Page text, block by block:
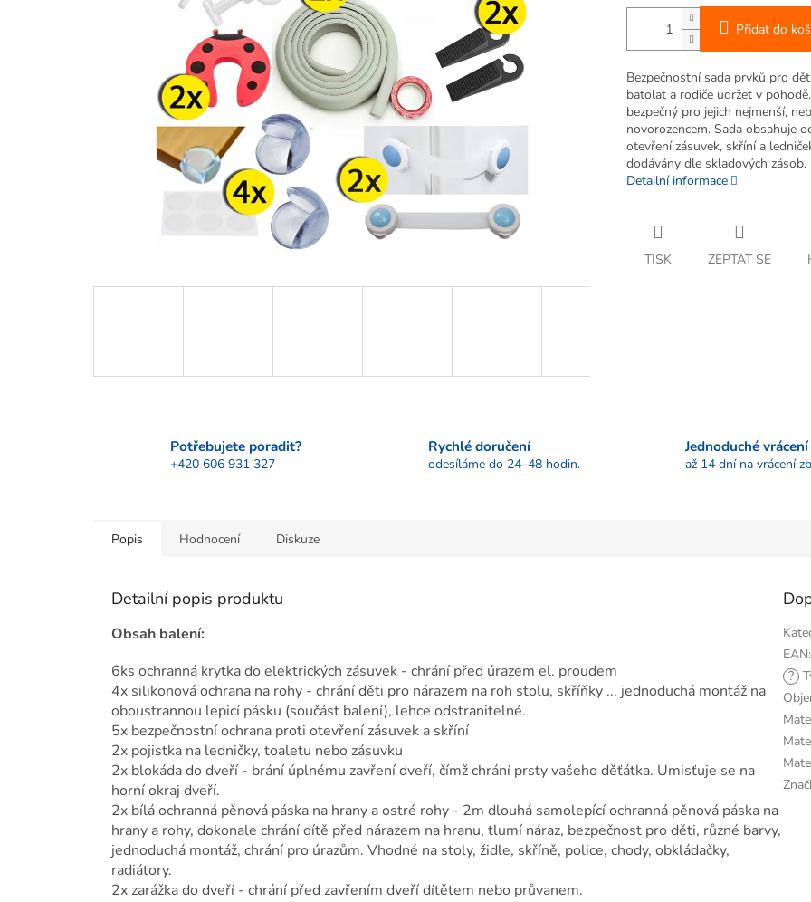
Přidat do
Bezpečnostní sada prvků pro
batolat a rodiče udržet v
bezpečný pro jejich nejmenší,
novorozencem. Sada obsahuje
otevření zásuvek, skříní a
dodávány dle skladových zásob.
Detailní informace
TISK ZEPTAT SE
Potřebujete poradit?
+420 606 931 327
Rychlé doručení
odesíláme do 24–48 hodin.
Jednoduché vrácení
až 14 dní na vrácení
Popis Hodnocení Diskuze
Detailní popis produktu
Obsah balení:
6ks ochranná krytka do elektrických zásuvek - chrání před úrazem el. proudem
4x silikonová ochrana na rohy - chrání děti pro nárazem na roh stolu, skříňky ... jednoduchá montáž na
oboustrannou lepicí pásku (součást balení), lehce odstranitelné.
5x bezpečnostní ochrana proti otevření zásuvek a skříní
2x pojistka na ledničky, toaletu nebo zásuvku
2x blokáda do dveří - brání úplnému zavření dveří, čímž chrání prsty vašeho děťátka. Umisťuje se na
horní okraj dveří.
2x bílá ochranná pěnová páska na hrany a ostré rohy - 2m dlouhá samolepící ochranná pěnová páska na
hrany a rohy, dokonale chrání dítě před nárazem na hranu, tlumí náraz, bezpečnost pro děti, různé barvy,
jednoduchá montáž, chrání pro úrazům. Vhodné na stoly, židle, skříně, police, chody, obkládačky,
radiátory.
2x zarážka do dveří - chrání před zavřením dveří dítětem nebo průvanem.
EAN:
?